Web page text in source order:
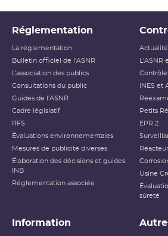
Réglementation
La réglementation
Bulletin officiel de l'ASNR
L’association des publics
Consultations du public
Guides de l'ASNR
Cadre législatif
RFS
Évaluations environnementales
Mesures de publicité diverses
Élaboration des décisions et guides
INB
Réglementation associée
L'ASNR
Contrôle
INES et
Petits
EPR 2
Usine
sûreté
Information